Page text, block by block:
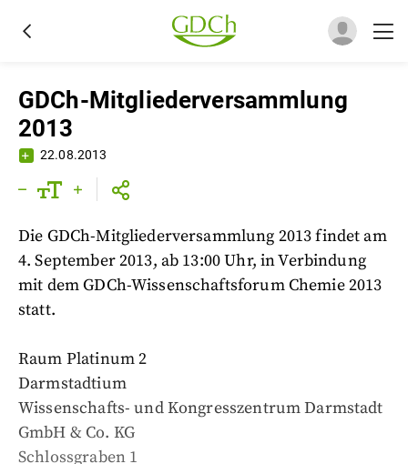
GDCh-Mitgliederversammlung
2013
22.08.2013
Die GDCh-Mitgliederversammlung 2013 findet am
4. September 2013, ab 13:00 Uhr, in Verbindung
mit dem GDCh-Wissenschaftsforum Chemie 2013
statt.
Raum Platinum 2
Darmstadtium
Wissenschafts- und Kongresszentrum Darmstadt
GmbH & Co. KG
Schlossgraben 1